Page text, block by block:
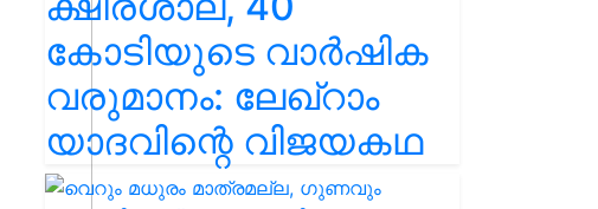
കോടിയുടെ വാർഷിക
വരുമാനം: ലേഖ്‌റാം
യാദവിന്റെ വിജയകഥ